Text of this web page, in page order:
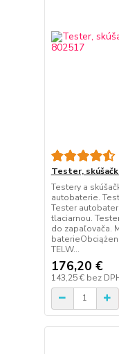
Tester,
Testery a
autobaterie.
Tester
tlaciarnou.
do zapaľovača.
TELW...
176,20 €
143,25 € bez